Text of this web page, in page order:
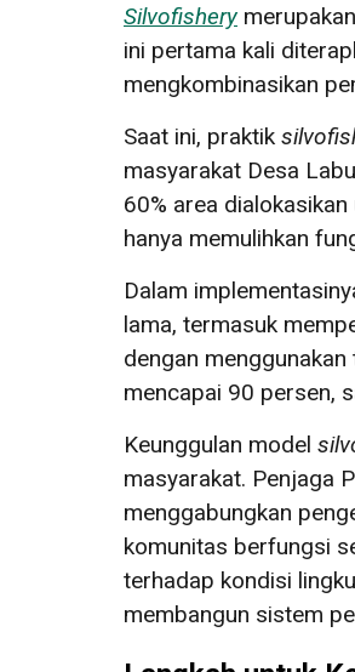
Silvofishery
ini pertama kali
mengkombinasikan
Saat ini, praktik
masyarakat Desa
60% area
hanya memulihkan
Dalam
lama, termasuk
dengan
mencapai 90 persen,
Keunggulan model
masyarakat. Penjaga
menggabungkan
komunitas berfungsi
terhadap kondisi
membangun sistem